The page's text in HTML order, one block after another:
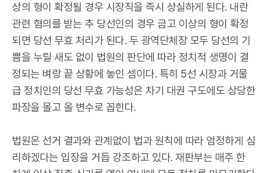
상의 형이 확정될 경우 시장직을 즉시 상실하게 된다. 내란
관련 혐의를 받는 추 당선인의 경우 금고 이상의 형이 확정
되면 당선 무효 처리가 된다. 두 광역단체장 모두 당선의 기
쁨을 누릴 새도 없이 법원의 판단에 따라 정치적 생명이 결
정되는 벼랑 끝 상황에 놓인 셈이다. 특히 5선 시장과 거물
급 정치인의 당선 무효 가능성은 차기 대권 구도에도 상당한
파장을 몰고 올 변수로 꼽힌다.
법원은 선거 결과와 관계없이 법과 원칙에 따라 엄정하게 심
리하겠다는 입장을 거듭 강조하고 있다. 재판부는 매주 한